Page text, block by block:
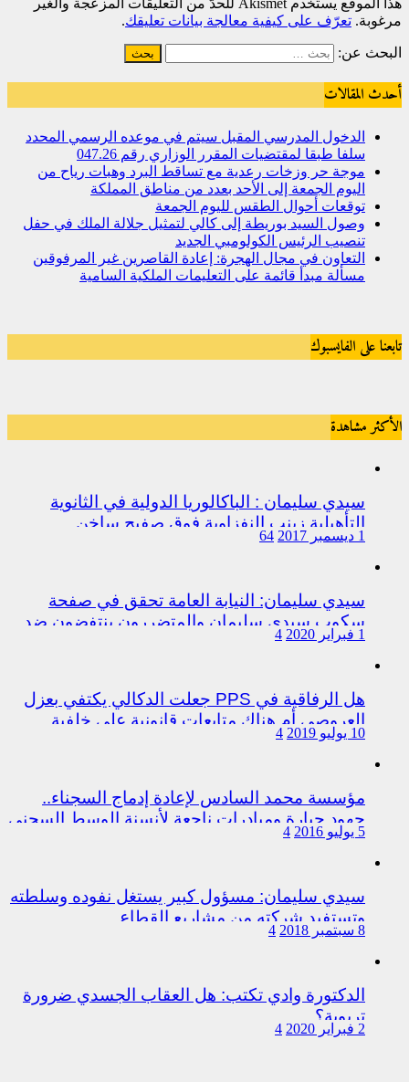
هذا الموقع يستخدم Akismet للحدّ من التعليقات المزعجة والغير
مرغوبة. تعرّف على كيفية معالجة بيانات تعليقك.
البحث عن:
أحدث المقالات
الدخول المدرسي المقبل سیتم في موعده الرسمي المحدد
سلفا طبقا لمقتضیات المقرر الوزاري رقم 047.26
موجة حر وزخات رعدية مع تساقط البرد وهبات رياح من
اليوم الجمعة إلى الأحد بعدد من مناطق المملكة
توقعات أحوال الطقس لليوم الجمعة
وصول السيد بوريطة إلى كالي لتمثيل جلالة الملك في حفل
تنصيب الرئيس الكولومبي الجديد
التعاون في مجال الهجرة: إعادة القاصرين غير المرفوقين
مسألة مبدأ قائمة على التعليمات الملكية السامية
تابعنا على الفايسبوك
الأكثر مشاهدة
سيدي سليمان : الباكالوريا الدولية في الثانوية
التأهيلية زينب النفزاوية فوق صفيح ساخن
1 ديسمبر 2017 64
سيدي سليمان: النيابة العامة تحقق في صفحة
سكوب سيدي سليمان والمتضررون ينتفضون ضد
المتورطين من رجال الشرطة
1 فبراير 2020 4
هل الرفاقية في PPS جعلت الدكالي يكتفي بعزل
العروصي أم هناك متابعات قانونية على خلفية
اختلالات التسيير بمندوبية سيدي سليمان
10 يوليو 2019 4
مؤسسة محمد السادس لإعادة إدماج السجناء..
جهود جبارة ومبادرات ناجعة لأنسنة الوسط السجني
5 يوليو 2016 4
سيدي سليمان: مسؤول كبير يستغل نفوده وسلطته
وتستفيد شركته من مشاريع القطاع
8 سبتمبر 2018 4
الدكتورة وادي تكتب: هل العقاب الجسدي ضرورة
تربوية؟
2 فبراير 2020 4